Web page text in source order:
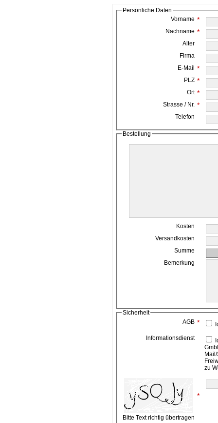
Persönliche Daten
Vorname *
Nachname *
Alter
Firma
E-Mail
*
PLZ *
Ort *
Strasse / Nr. *
Telefon
Bestellung
Kosten
Versandkosten
Summe
Bemerkung
Sicherheit
AGB *
Informationsdienst
zu
Bitte Text richtig übertragen
*